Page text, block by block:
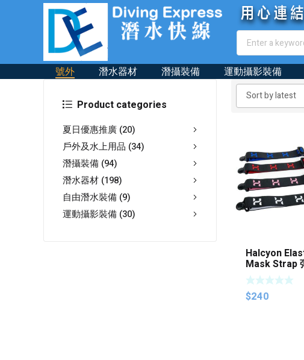
號外 潛水器材 潛攝裝備 運動攝影裝備
Product categories
夏日優惠推廣 (20)
戶外及水上用品 (34)
潛攝裝備 (94)
潛水器材 (198)
自由潛水裝備 (9)
運動攝影裝備 (30)
Halcyon
Mask Strap
面鏡帶
$240